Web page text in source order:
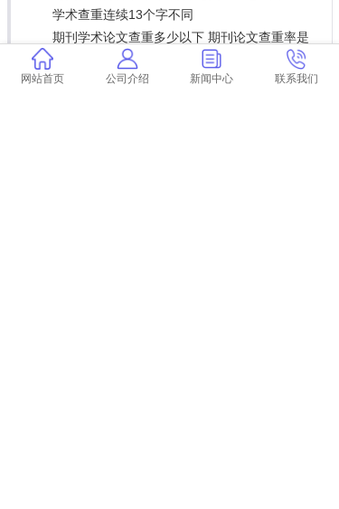
学术查重连续13个字不同
期刊学术论文查重多少以下 期刊论文查重率是
多少？
论文查重本人文献
网站首页 公司介绍 新闻中心 联系我们